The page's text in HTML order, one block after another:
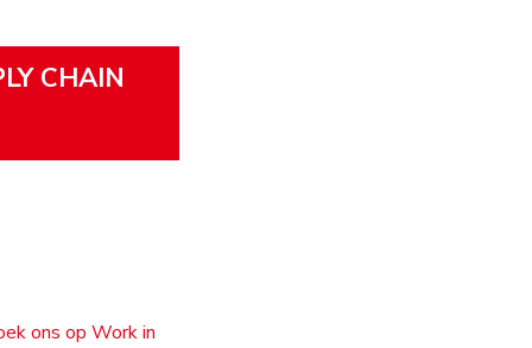
CHAIN
ons op Work in